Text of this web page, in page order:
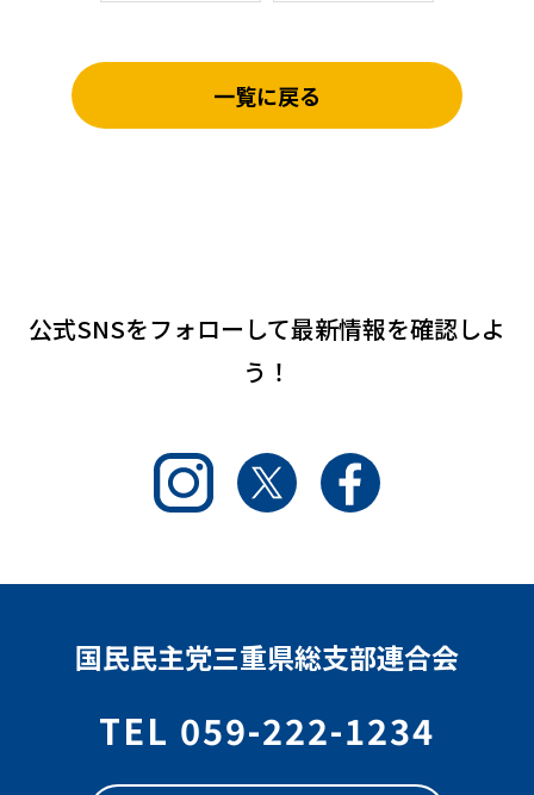
一覧に戻る
公式SNSをフォローして最新情報を確認しよ
う！
Instagram Twitter
国民民主党三重県総支部連合会
TEL 059-222-1234